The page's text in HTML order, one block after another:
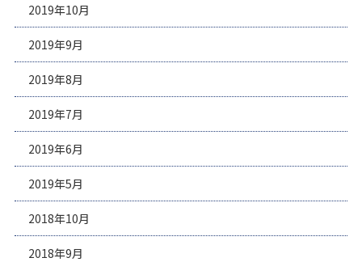
2019年10月
2019年9月
2019年8月
2019年7月
2019年6月
2019年5月
2018年10月
2018年9月